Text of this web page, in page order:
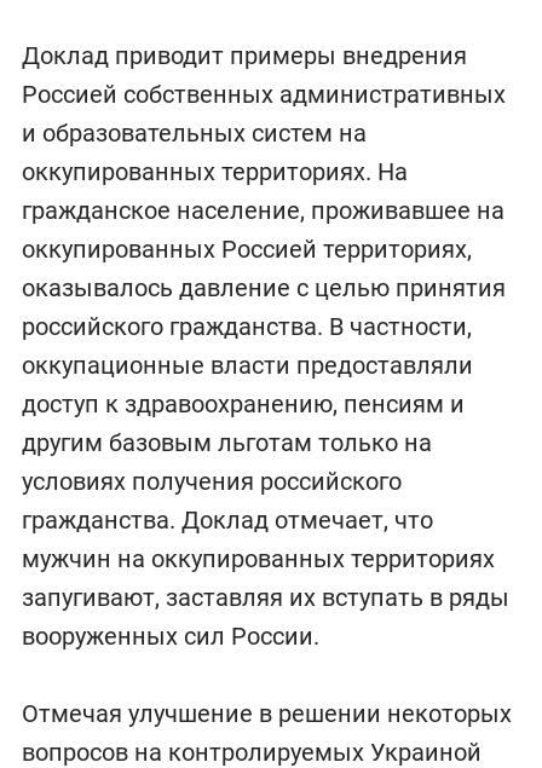
Доклад приводит примеры внедрения
Россией собственных административных
и образовательных систем на
оккупированных территориях. На
гражданское население, проживавшее на
оккупированных Россией территориях,
оказывалось давление с целью принятия
российского гражданства. В частности,
оккупационные власти предоставляли
доступ к здравоохранению, пенсиям и
другим базовым льготам только на
условиях получения российского
гражданства. Доклад отмечает, что
мужчин на оккупированных территориях
запугивают, заставляя их вступать в ряды
вооруженных сил России.
Отмечая улучшение в решении некоторых
вопросов на контролируемых Украиной